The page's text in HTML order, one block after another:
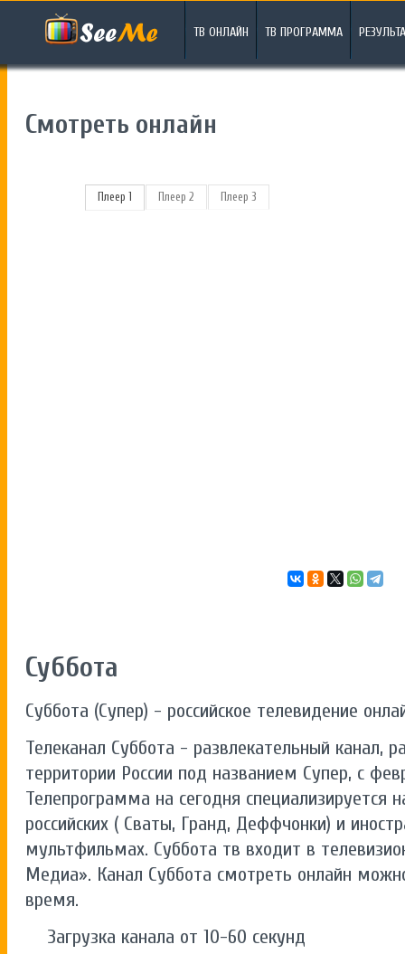
ТВ ОНЛАЙН ТВ ПРОГРАММА
Смотреть онлайн
Плеер 1 Плеер 2 Плеер 3
Суббота
Суббота (Супер) - российское телевидение
Телеканал Суббота - развлекательный канал,
территории России под названием Супер, с
Телепрограмма на сегодня специализируется
российских ( Сваты, Гранд, Деффчонки) и
мультфильмах. Суббота тв входит в
Медиа». Канал Суббота смотреть онлайн
время.
Загрузка канала от 10-60 секунд